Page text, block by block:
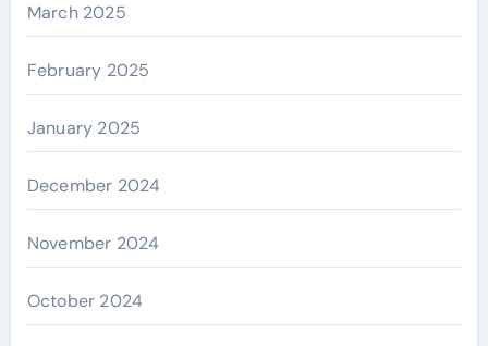
March 2025
February 2025
January 2025
December 2024
November 2024
October 2024